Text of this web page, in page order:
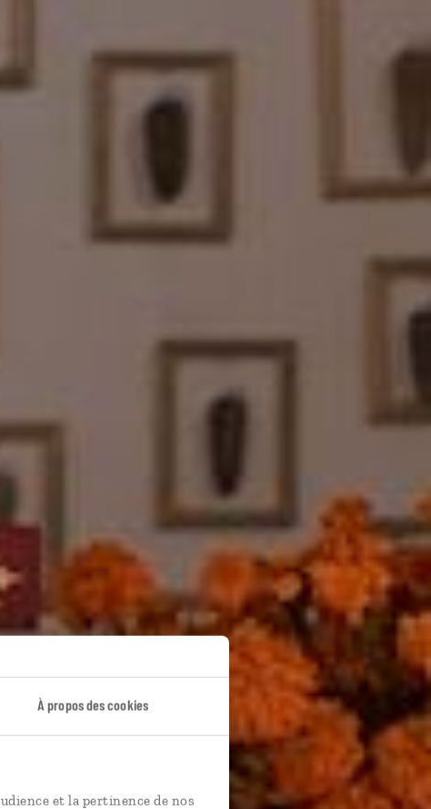
À propos des cookies
et la pertinence de nos